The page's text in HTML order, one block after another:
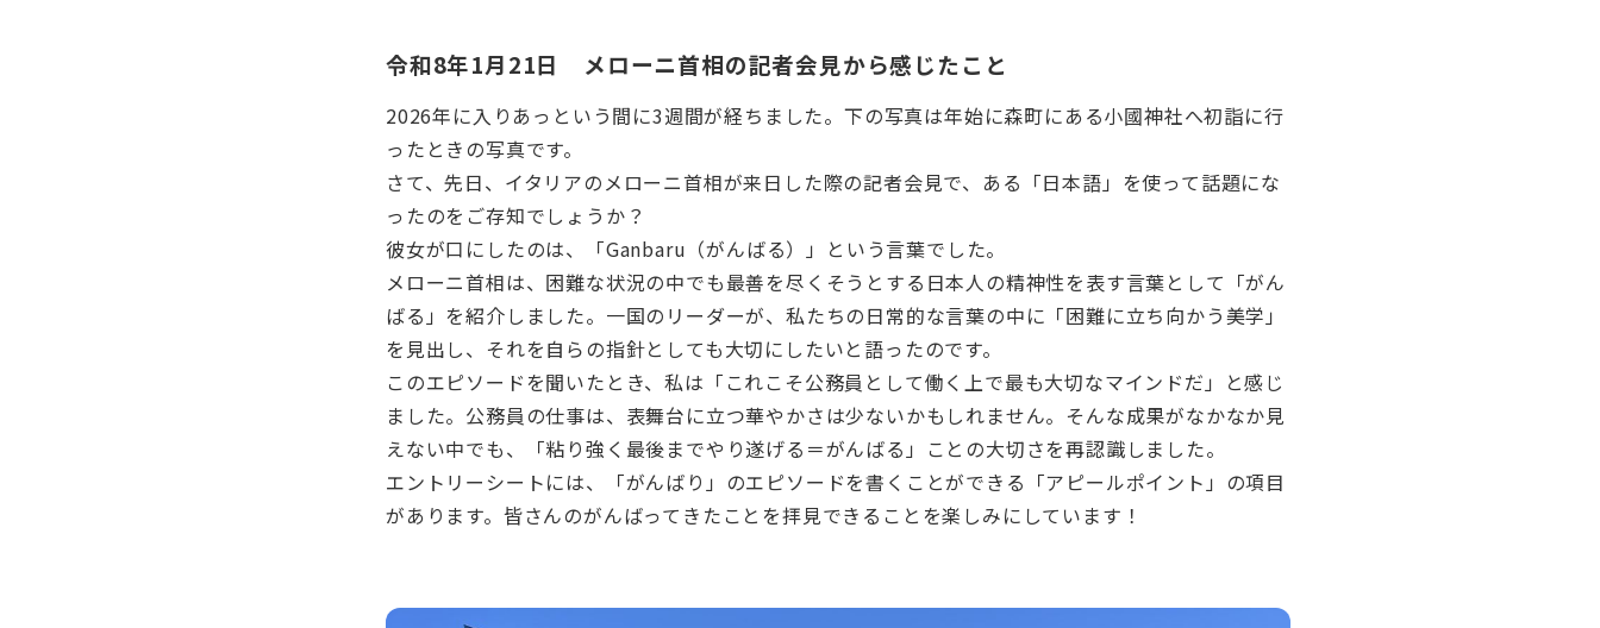
令和8年1月21日 メローニ首相の記者会見から感じたこと
2026年に入りあっという間に3週間が経ちました。下の写真は年始に森町にある小國神社へ初詣に行
ったときの写真です。
さて、先日、イタリアのメローニ首相が来日した際の記者会見で、ある「日本語」を使って話題にな
ったのをご存知でしょうか？
彼女が口にしたのは、「Ganbaru（がんばる）」という言葉でした。
メローニ首相は、困難な状況の中でも最善を尽くそうとする日本人の精神性を表す言葉として「がん
ばる」を紹介しました。一国のリーダーが、私たちの日常的な言葉の中に「困難に立ち向かう美学」
を見出し、それを自らの指針としても大切にしたいと語ったのです。
このエピソードを聞いたとき、私は「これこそ公務員として働く上で最も大切なマインドだ」と感じ
ました。公務員の仕事は、表舞台に立つ華やかさは少ないかもしれません。そんな成果がなかなか見
えない中でも、「粘り強く最後までやり遂げる＝がんばる」ことの大切さを再認識しました。
エントリーシートには、「がんばり」のエピソードを書くことができる「アピールポイント」の項目
があります。皆さんのがんばってきたことを拝見できることを楽しみにしています！